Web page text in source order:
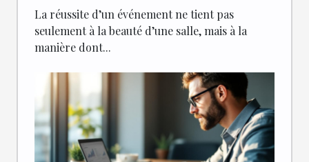
événementiel ?
La réussite d’un événement ne tient pas
seulement à la beauté d’une salle, mais à la
manière dont...